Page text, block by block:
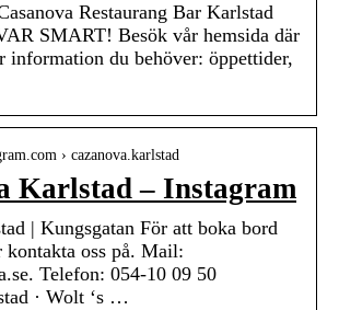
Restaurang Bar Karlstad
SMART! Besök vår hemsida där
information du behöver: öppettider,
› cazanova.karlstad
Karlstad – Instagram
| Kungsgatan För att boka bord
oss på. Mail:
Telefon: 054-10 09 50
· Wolt ‘s …